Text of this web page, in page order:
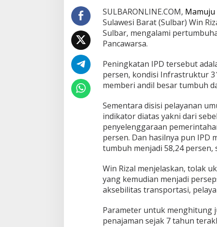
u
l
b
a
r
e
n
g
a
a
m
P
e
r
u
m
b
u
a
n
SULBARONLINE.COM, Mamuju
Sulawesi Barat (Sulbar) Win
Sulbar, mengalami
Pancawarsa.
Peningkatan IPD tersebut
persen, kondisi Infrastruktur
memberi andil besar tumbuh
Sementara disisi pelayanan
indikator diatas yakni dari
penyelenggaraan
persen. Dan hasilnya pun IPD
tumbuh menjadi 58,24 persen,
Win Rizal menjelaskan, tolak
yang kemudian menjadi
aksebilitas transportasi,
Parameter untuk menghitung
penajaman sejak 7 tahun